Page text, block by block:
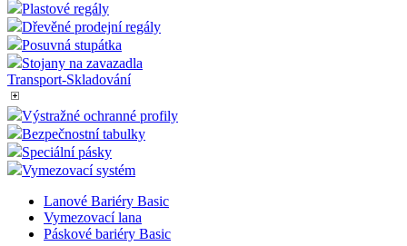
Plastové regály
Dřevěné prodejní regály
Posuvná stupátka
Stojany na zavazadla
Transport-Skladování
Výstražné ochranné profily
Bezpečnostní tabulky
Speciální pásky
Vymezovací systém
Lanové Bariéry Basic
Vymezovací lana
Páskové bariéry Basic